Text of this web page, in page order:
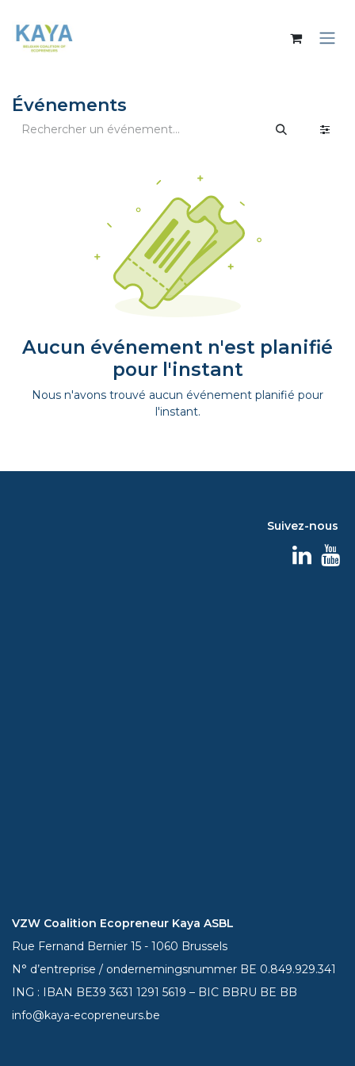
Événements
Aucun événement n'est planifié
pour l'instant
Nous n'avons trouvé aucun événement planifié pour
l'instant.
Suivez-nous
VZW Coalition Ecopreneur Kaya ASBL
Rue Fernand Bernier 15 - 1060 Brussels
N° d’entreprise / ondernemingsnummer BE 0.849.929.341
ING : IBAN BE393631 1291 5619 – BIC BBRU BE BB
info@kaya-ecopreneurs.be